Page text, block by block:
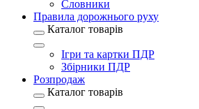
Словники
Правила дорожнього руху
Каталог товарів
Ігри та картки ПДР
Збірники ПДР
Розпродаж
Каталог товарів